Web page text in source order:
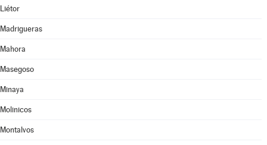
Liétor
Madrigueras
Mahora
Masegoso
Minaya
Molinicos
Montalvos